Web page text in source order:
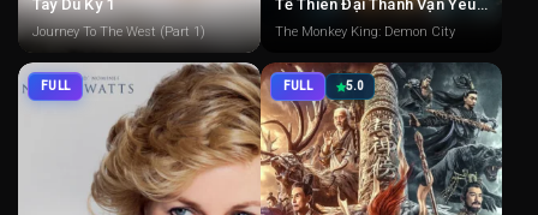
Tây Du Ký 1
Journey To The West (Part 1)
Tề Thiên Đại Thánh Vạn Yêu Chi Thành
The Monkey King: Demon City
FULL FULL 5.0